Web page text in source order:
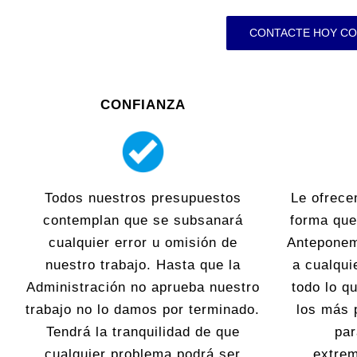
CONTACTE HOY
CONFIANZA
Todos nuestros presupuestos
contemplan que se subsanará
cualquier error u omisión de
nuestro trabajo. Hasta que la
Administración no aprueba nuestro
trabajo no lo damos por terminado.
Tendrá la tranquilidad de que
Le
forma
a
todo lo
los más